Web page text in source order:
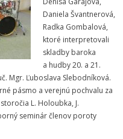
Daniela Švantnerová,
Radka Gombalová,
ktoré interpretovali
skladby baroka
a hudby 20. a 21.
Mgr. Ľuboslava Slebodníková.
pásmo a verejnú pochvalu za
L. Holoubka, J.
seminár členov poroty